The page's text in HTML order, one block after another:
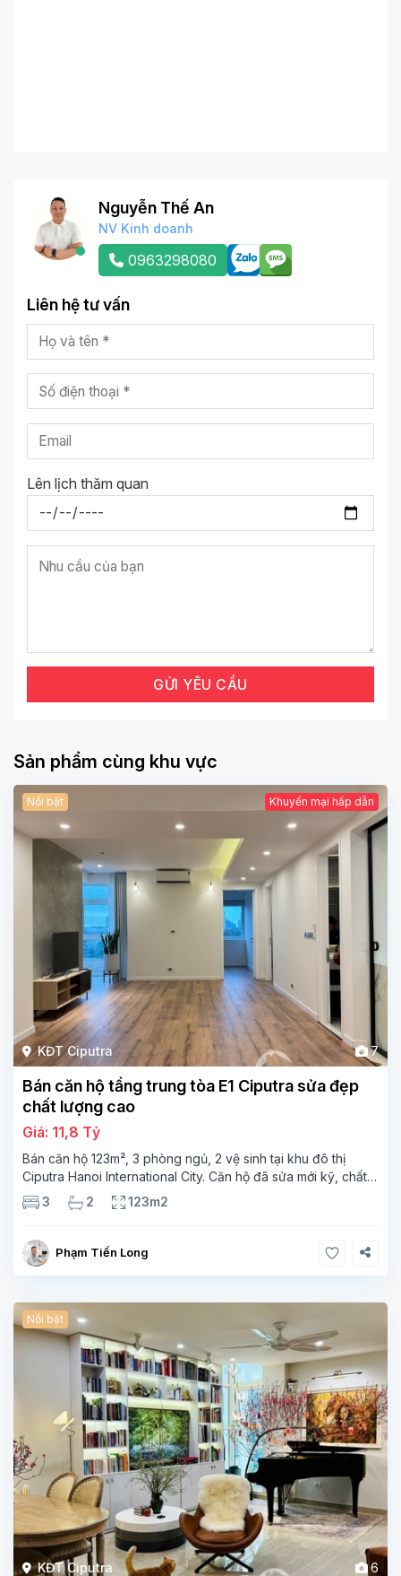
Nguyễn Thế An
NV Kinh doanh
0963298080
Liên hệ tư vấn
Lên lịch thăm quan
Sản phẩm cùng khu vực
KĐT Ciputra 7
Nổi bật Khuyến mại hấp dẫn
Bán căn hộ tầng trung tòa E1 Ciputra sửa đẹp
chất lượng cao
Giá: 11,8 Tỷ
Bán căn hộ 123m², 3 phòng ngủ, 2 vệ sinh tại khu đô thị
Ciputra Hanoi International City. Căn hộ đã sửa mới kỹ, chất
lượng cao, sàn gỗ, bếp hiện đại, không gian thoáng sáng.
3 2 123m2
Phạm Tiến Long
KĐT Ciputra 6
Nổi bật